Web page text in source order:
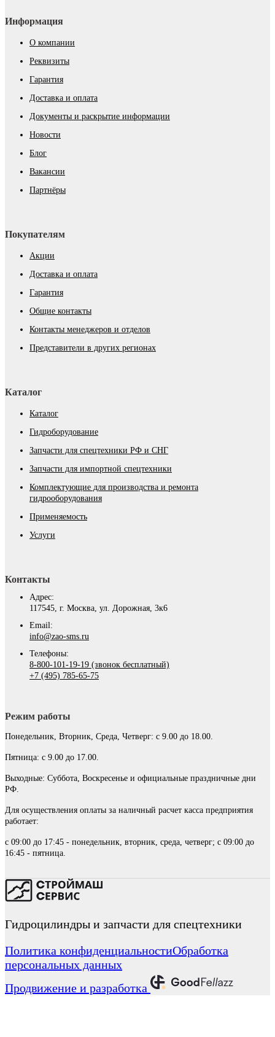
Информация
О компании
Реквизиты
Гарантия
Доставка и оплата
Документы и раскрытие информации
Новости
Блог
Вакансии
Партнёры
Покупателям
Акции
Доставка и оплата
Гарантия
Общие контакты
Контакты менеджеров и отделов
Представители в других регионах
Каталог
Каталог
Гидроборудование
Запчасти для спецтехники РФ и СНГ
Запчасти для импортной спецтехники
Комплектующие для производства и ремонта
гидрооборудования
Применяемость
Услуги
Контакты
Адрес:
117545, г. Москва, ул. Дорожная, 3к6
Email:
info@zao-sms.ru
Телефоны:
8-800-101-19-19 (звонок бесплатный)
+7 (495) 785-65-75
Режим работы
Понедельник, Вторник, Среда, Четверг: с 9.00 до 18.00.
Пятница: с 9.00 до 17.00.
Выходные: Суббота, Воскресенье и официальные праздничные дни
РФ.
Для осуществления оплаты за наличный расчет касса предприятия
работает:
с 09:00 до 17:45 - понедельник, вторник, среда, четверг; с 09:00 до
16:45 - пятница.
Гидроцилиндры и запчасти для спецтехники
Политика конфиденциальностиОбработка
персональных данных
Продвижение и разработка